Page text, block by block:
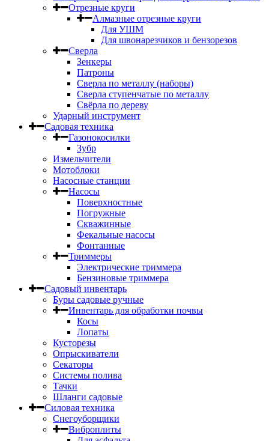
Отрезные круги
Алмазные отрезные круги
Для УШМ
Для швонарезчиков и бензорезов
Сверла
Зенкеры
Патроны
Сверла по металлу (наборы)
Сверла ступенчатые по металлу
Свёрла по дереву
Ударный инструмент
Садовая техника
Газонокосилки
Зубр
Измельчители
Мотоблоки
Насосные станции
Насосы
Поверхностные
Погружные
Скважинные
Фекальные насосы
Фонтанные
Триммеры
Электрические триммера
Бензиновые триммера
Садовый инвентарь
Буры садовые ручные
Инвентарь для обработки почвы
Косы
Лопаты
Кусторезы
Опрыскиватели
Секаторы
Системы полива
Тачки
Шланги садовые
Силовая техника
Снегоуборщики
Виброплиты